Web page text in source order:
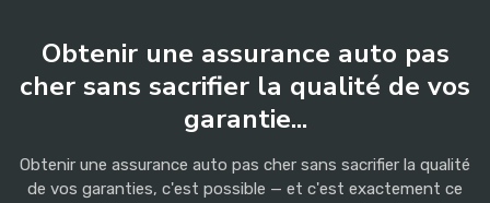
Obtenir une assurance auto pas
cher sans sacrifier la qualité de vos
garantie...
Obtenir une assurance auto pas cher sans sacrifier la qualité
de vos garanties, c'est possible — et c'est exactement ce